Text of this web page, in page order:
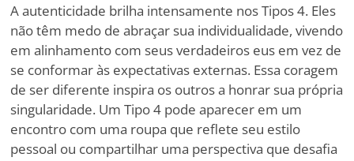
A autenticidade brilha intensamente nos Tipos 4. Eles
não têm medo de abraçar sua individualidade, vivendo
em alinhamento com seus verdadeiros eus em vez de
se conformar às expectativas externas. Essa coragem
de ser diferente inspira os outros a honrar sua própria
singularidade. Um Tipo 4 pode aparecer em um
encontro com uma roupa que reflete seu estilo
pessoal ou compartilhar uma perspectiva que desafia